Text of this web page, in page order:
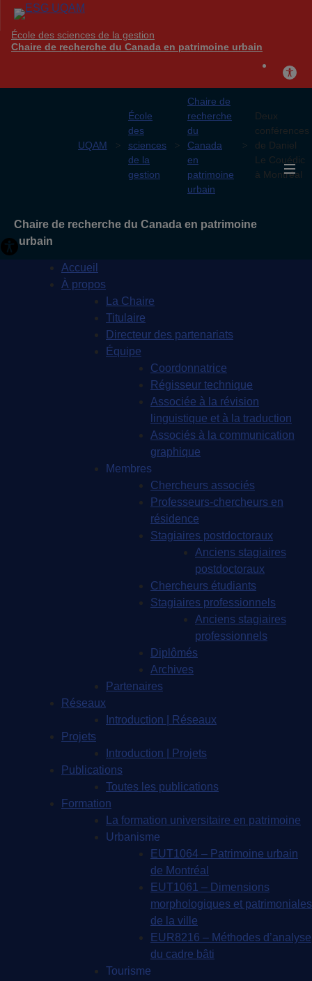
École des sciences de la gestion
Chaire de recherche du Canada en patrimoine urbain
UQAM
École
des
sciences
de la
gestion
Chaire de
recherche
du
Canada
en
patrimoine
urbain
Deux
conférences
de Daniel
Le Couédic
à Montréal
Chaire de recherche du Canada en patrimoine
urbain
Accueil
À propos
La Chaire
Titulaire
Directeur des partenariats
Équipe
Coordonnatrice
Régisseur technique
Associée à la révision
linguistique et à la traduction
Associés à la communication
graphique
Membres
Chercheurs associés
Professeurs-chercheurs en
résidence
Stagiaires postdoctoraux
Anciens stagiaires
postdoctoraux
Chercheurs étudiants
Stagiaires professionnels
Anciens stagiaires
professionnels
Diplômés
Archives
Partenaires
Réseaux
Introduction | Réseaux
Projets
Introduction | Projets
Publications
Toutes les publications
Formation
La formation universitaire en patrimoine
Urbanisme
EUT1064 – Patrimoine urbain
de Montréal
EUT1061 – Dimensions
morphologiques et patrimoniales
de la ville
EUR8216 – Méthodes d’analyse
du cadre bâti
Tourisme